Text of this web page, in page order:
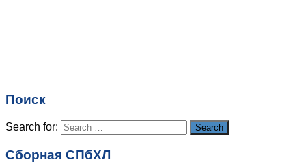
Поиск
Search for: Search
Сборная СПбХЛ